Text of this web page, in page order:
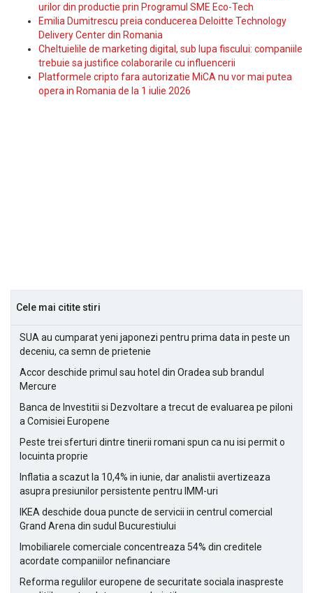
urilor din productie prin Programul SME Eco-Tech
Emilia Dumitrescu preia conducerea Deloitte Technology
Delivery Center din Romania
Cheltuielile de marketing digital, sub lupa fiscului: companiile
trebuie sa justifice colaborarile cu influencerii
Platformele cripto fara autorizatie MiCA nu vor mai putea
opera in Romania de la 1 iulie 2026
Cele mai citite stiri
SUA au cumparat yeni japonezi pentru prima data in peste un
deceniu, ca semn de prietenie
Accor deschide primul sau hotel din Oradea sub brandul
Mercure
Banca de Investitii si Dezvoltare a trecut de evaluarea pe piloni
a Comisiei Europene
Peste trei sferturi dintre tinerii romani spun ca nu isi permit o
locuinta proprie
Inflatia a scazut la 10,4% in iunie, dar analistii avertizeaza
asupra presiunilor persistente pentru IMM-uri
IKEA deschide doua puncte de servicii in centrul comercial
Grand Arena din sudul Bucurestiului
Imobiliarele comerciale concentreaza 54% din creditele
acordate companiilor nefinanciare
Reforma regulilor europene de securitate sociala inaspreste